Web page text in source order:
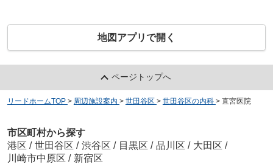
地図アプリで開く
ページトップへ
リードホームTOP > 周辺施設案内 > 世田谷区 > 世田谷区の内科 > 直宮医院
市区町村から探す
港区 / 世田谷区 / 渋谷区 / 目黒区 / 品川区 / 大田区 /
川崎市中原区 / 新宿区